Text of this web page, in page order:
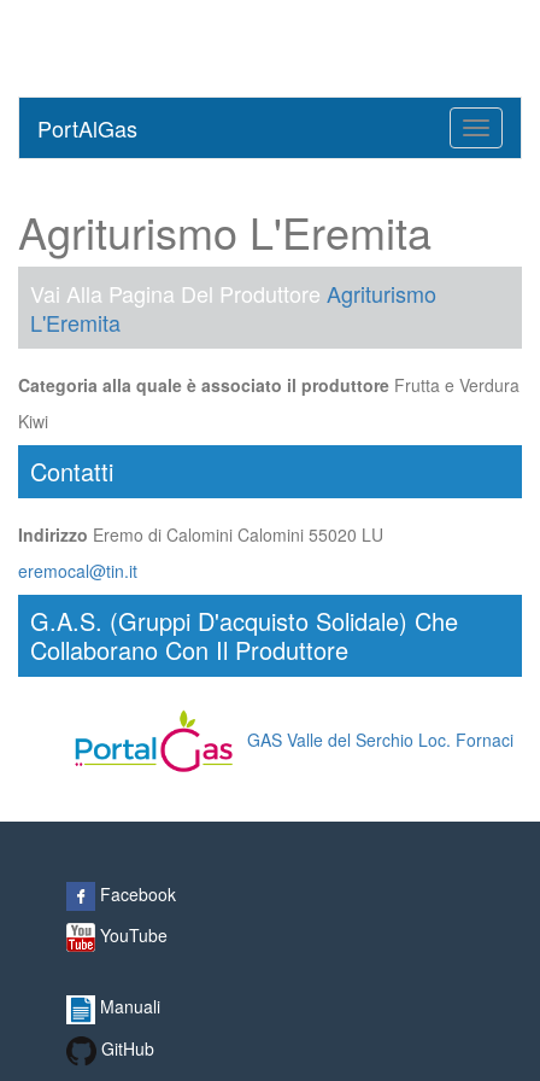
Toggle
PortAlGas
Agriturismo L'Eremita
Vai Alla Pagina Del Produttore Agriturismo
L'Eremita
Categoria alla quale è associato il produttore Frutta e Verdura
Kiwi
Contatti
Indirizzo Eremo di Calomini Calomini 55020 LU
eremocal@tin.it
G.A.S. (Gruppi D'acquisto Solidale) Che
Collaborano Con Il Produttore
GAS Valle del Serchio Loc. Fornaci
Facebook
YouTube
Manuali
GitHub